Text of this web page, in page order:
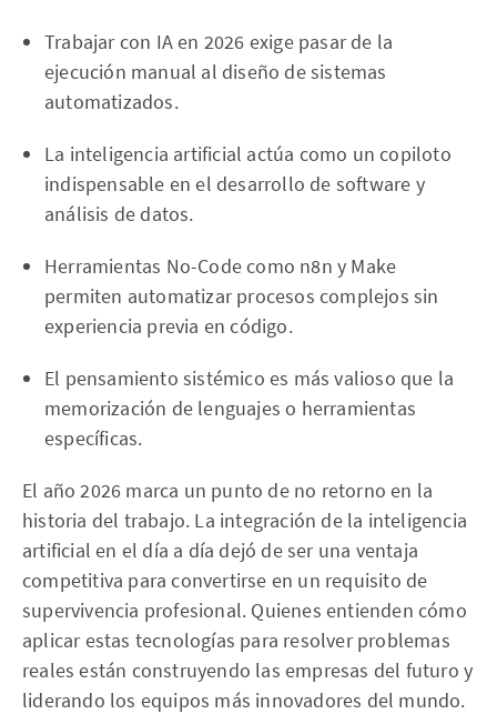
Trabajar con IA en 2026 exige pasar de la
ejecución manual al diseño de sistemas
automatizados.
La inteligencia artificial actúa como un copiloto
indispensable en el desarrollo de software y
análisis de datos.
Herramientas No-Code como n8n y Make
permiten automatizar procesos complejos sin
experiencia previa en código.
El pensamiento sistémico es más valioso que la
memorización de lenguajes o herramientas
específicas.
El año 2026 marca un punto de no retorno en la
historia del trabajo. La integración de la inteligencia
artificial en el día a día dejó de ser una ventaja
competitiva para convertirse en un requisito de
supervivencia profesional. Quienes entienden cómo
aplicar estas tecnologías para resolver problemas
reales están construyendo las empresas del futuro y
liderando los equipos más innovadores del mundo.